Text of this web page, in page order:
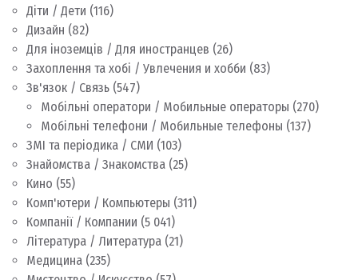
Діти / Дети (116)
Дизайн (82)
Для іноземців / Для иностранцев (26)
Захоплення та хобі / Увлечения и хобби (83)
Зв'язок / Связь (547)
Мобільні оператори / Мобильные операторы (270)
Мобільні телефони / Мобильные телефоны (137)
ЗМІ та періодика / СМИ (103)
Знайомства / Знакомства (25)
Кино (55)
Комп'ютери / Компьютеры (311)
Компанії / Компании (5 041)
Література / Литература (21)
Медицина (235)